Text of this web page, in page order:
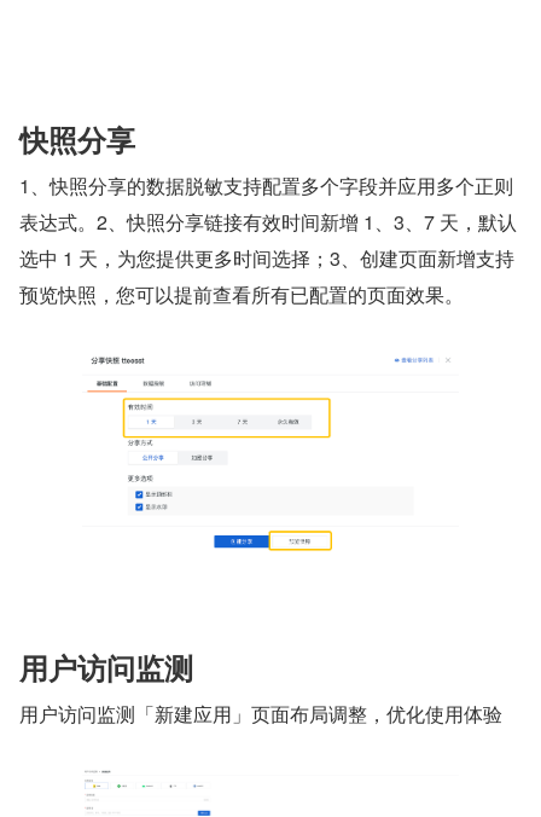
快照分享
1、快照分享的数据脱敏支持配置多个字段并应用多个正则
表达式。2、快照分享链接有效时间新增 1、3、7 天，默认
选中 1 天，为您提供更多时间选择；3、创建页面新增支持
预览快照，您可以提前查看所有已配置的页面效果。
用户访问监测
用户访问监测「新建应用」页面布局调整，优化使用体验